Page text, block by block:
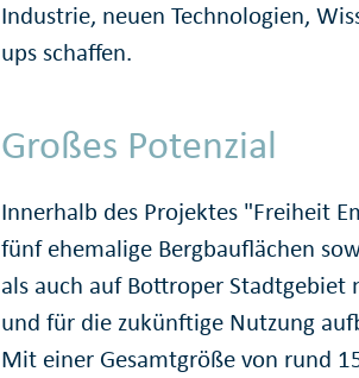
Industrie, neuen Technologien,
ups schaffen.
Großes Potenzial
Innerhalb des Projektes "Freiheit
fünf ehemalige Bergbauflächen
als auch auf Bottroper
und für die zukünftige Nutzung
Mit einer Gesamtgröße von rund